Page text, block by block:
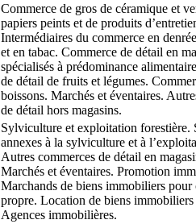
Commerce de gros de céramique et
papiers peints et de produits
Intermédiaires du commerce en
et en tabac. Commerce de détail en
spécialisés à prédominance
de détail de fruits et légumes.
boissons. Marchés et éventaires.
de détail hors magasins.
Sylviculture et exploitation forestière.
annexes à la sylviculture et à
Autres commerces de détail en
Marchés et éventaires. Promotion
Marchands de biens immobiliers pour
propre. Location de biens immobiliers
Agences immobilières.